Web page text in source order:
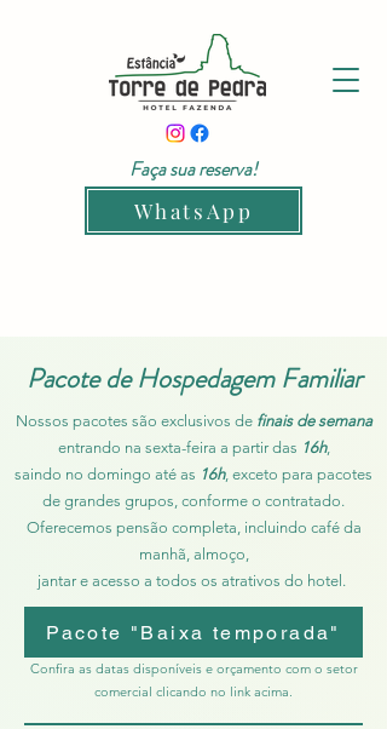
Faça sua reserva!
WhatsApp
Pacote de Hospedagem Familiar
Nossos pacotes são exclusivos de finais de semana
entrando na sexta-feira a partir das 16h,
saindo no domingo até as 16h, exceto para pacotes
de grandes grupos, conforme o contratado.
Oferecemos pensão completa, incluindo café da
manhã, almoço,
jantar e acesso a todos os atrativos do hotel.
Pacote "Baixa temporada"
​​​​​​​​​​​​Confira as datas disponíveis e orçamento com o setor
comercial clicando no link acima.